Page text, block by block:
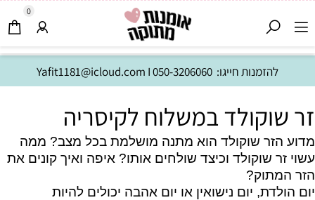
להזמנות חייגו: Yafit1181@icloud.com I050-3206060
0
זר שוקולד במשלוח לקיסריה
מדוע הזר שוקולד הוא מתנה מושלמת בכל מצב? ממה
עשוי זר שוקולד וכיצד שולחים אותו? איפה ואיך קונים את
הזר המתוק?
יום הולדת, יום נישואין או יום אהבה יכולים להיות